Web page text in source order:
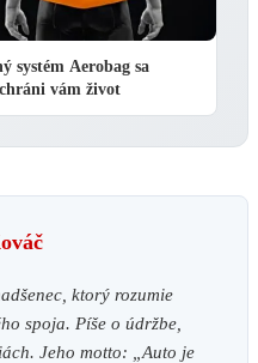
systém Aerobag sa
vám život
ktorý rozumie
spoja. Píše o údržbe,
Jeho motto: „Auto je